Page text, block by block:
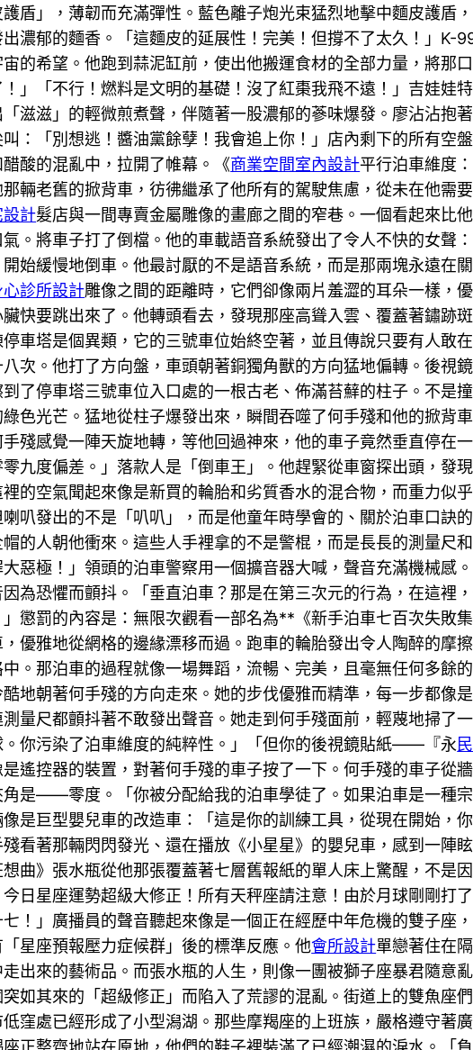
盾」，薄韌而充滿彈性。藍色離子炮光束猛烈地擊中麵皮護盾
濃郁的麵香。「這麵皮的延展性！完美！但撐不了太久！」K-
的希望。他跑到蒜泥缸前，使出他搬運食材的全部力量，將那
」「不行！燃料是文明的基礎！沒了紅棗我飛不遠！」吉娃娃
滋滋」的輕微煎煮聲，伴隨著一股濃郁的蔘味爆發。廖沾沾抱
：「別想逃！醬油黨餘孽！我會追上你！」店內剩下的所有空
酸的混亂中，拉開了帷幕。《商業空間室內設計平行泊車維度
輛老舊的掀背車，彷彿繼承了他所有的駕駛焦慮，從未在他需
計髮店與一間專賣金屬雕像的畫廊之間的窄巷。一個看起來比
。將車子打了倒檔。他的車載語音系統發出了令人不快的女聲
始緩慢地倒車。他最討厭的不是語音系統，而是那兩塊永遠在
心診所設計雕像之間的距離時，它們卻像兩片羞澀的耳朵一樣，
快要跳出來了。他轉頭看去，發現那座高聳入雲、覆蓋著鏽跡
停車塔是個異類，它的三號車位始終空著，並且傳說只要有人敢
次。他打了方向盤，車頭朝著銅獨角獸的方向猛地偏轉。後視
了停車塔三號車位入口處的一根古老、佈滿苔蘚的柱子。不是
色光芒。猛地從柱子爆發出來，瞬間吞噬了何手殘和他的掀背
殘感覺一陣天旋地轉，等他回過神來，他的車子竟然垂直停在
九度偏差。」落款人是「倒車王」。他趕緊從車窗探出頭，發
的空氣聞起來像是新買的輪胎和劣質香水的混合物，而重力似
喇叭發出的不是「叭叭」，而是他童年時學會的、關於泊車口訣
的人朝他衝來。這些人手裡拿的不是警棍，而是長長的測量尺
大惡極！」領頭的泊車警察用一個擴音器大喊，聲音充滿機械感
因為恐懼而顫抖。「垂直泊車？那是在第三次元的行為，在這
懲罰的內容是：無限次觀看一部名為**《新手泊車七百次失敗
優雅地從網格的邊緣漂移而過。跑車的輪胎發出令人陶醉的摩
。那泊車的過程就像一場舞蹈，流暢、完美，且毫無任何多餘
地朝著何手殘的方向走來。她的步伐優雅而精準，每一步都像
量尺都顫抖著不敢發出聲音。她走到何手殘面前，輕蔑地掃了
。你污染了泊車維度的純粹性。」「但你的後視鏡貼紙——『永
遙控器的裝置，對著何手殘的車子按了一下。何手殘的車子從
是——零度。「你被分配給我的泊車學徒了。如果泊車是一種
像是巨型嬰兒車的改造車：「這是你的訓練工具，從現在開始，
看著那輛閃閃發光、還在播放《小星星》的嬰兒車，感到一陣
曲》張水瓶從他那張覆蓋著七層舊報紙的單人床上驚醒，不是
日星座運勢超級大修正！所有天秤座請注意！由於月球剛剛打
！」廣播員的聲音聽起來像是一個正在經歷中年危機的雙子座
星座預報壓力症候群」後的標準反應。他會所設計單戀著住在
出來的藝術品。而張水瓶的人生，則像一團被獅子座暴君隨意
如其來的「超級修正」而陷入了荒謬的混亂。街道上的雙魚座
低窪處已經形成了小型潟湖。那些摩羯座的上班族，嚴格遵守著